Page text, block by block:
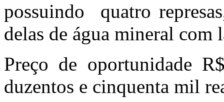
possuindo quatro
delas de água mineral
Preço de oportunidade
duzentos e cinquenta mil